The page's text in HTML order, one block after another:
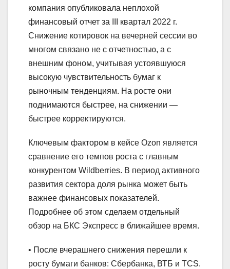
компания опубликовала неплохой
финансовый отчет за III квартал 2022 г.
Снижение котировок на вечерней сессии во
многом связано не с отчетностью, а с
внешним фоном, учитывая устоявшуюся
высокую чувствительность бумаг к
рыночным тенденциям. На росте они
поднимаются быстрее, на снижении —
быстрее корректируются.
Ключевым фактором в кейсе Ozon является
сравнение его темпов роста с главным
конкурентом Wildberries. В период активного
развития сектора доля рынка может быть
важнее финансовых показателей.
Подробнее об этом сделаем отдельный
обзор на БКС Экспресс в ближайшее время.
• После вчерашнего снижения перешли к
росту бумаги банков: Сбербанка, ВТБ и TCS.